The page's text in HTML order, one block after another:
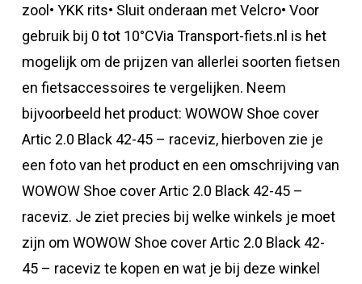
zool• YKK rits• Sluit onderaan met Velcro• Voor
gebruik bij 0 tot 10°CVia Transport-fiets.nl is het
mogelijk om de prijzen van allerlei soorten fietsen
en fietsaccessoires te vergelijken. Neem
bijvoorbeeld het product: WOWOW Shoe cover
Artic 2.0 Black 42-45 – raceviz, hierboven zie je
een foto van het product en een omschrijving van
WOWOW Shoe cover Artic 2.0 Black 42-45 –
raceviz. Je ziet precies bij welke winkels je moet
zijn om WOWOW Shoe cover Artic 2.0 Black 42-
45 – raceviz te kopen en wat je bij deze winkel